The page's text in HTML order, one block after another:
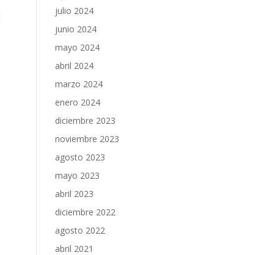
julio 2024
junio 2024
mayo 2024
abril 2024
marzo 2024
enero 2024
diciembre 2023
noviembre 2023
agosto 2023
mayo 2023
abril 2023
diciembre 2022
agosto 2022
abril 2021